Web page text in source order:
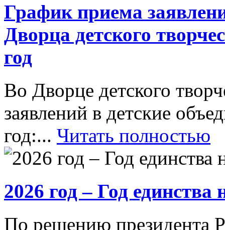
График приема
Дворца детского
год
Во Дворце детского
заявлений в детские
год:... Читать полностью
2026 год – Год единства
По решению президента